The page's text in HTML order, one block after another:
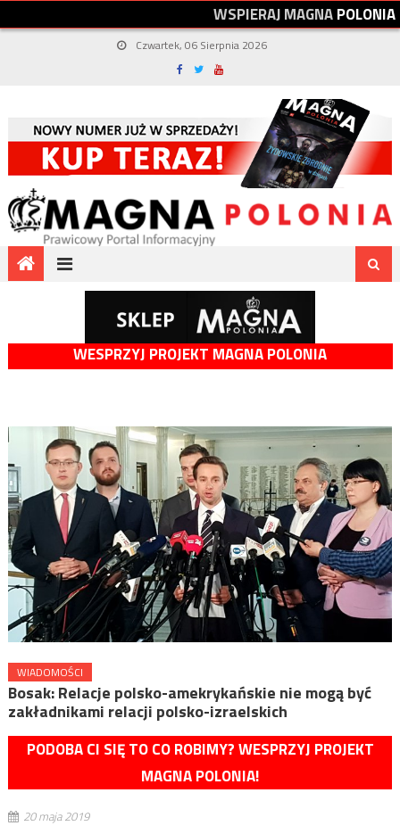
WSPIERAJMAGNAPOLONIA
Czwartek, 06 Sierpnia 2026
WESPRZYJ PROJEKT MAGNA POLONIA
WIADOMOŚCI
Bosak: Relacje polsko-amekrykańskie nie mogą być
zakładnikami relacji polsko-izraelskich
PODOBA CI SIĘ TO CO ROBIMY? WESPRZYJ PROJEKT
MAGNA POLONIA!
20 maja 2019